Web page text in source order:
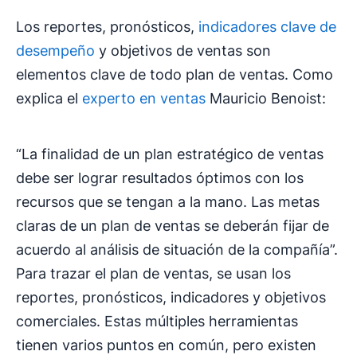
Los reportes, pronósticos, indicadores clave de
desempeño y objetivos de ventas son
elementos clave de todo plan de ventas. Como
explica el experto en ventas Mauricio Benoist:
“La finalidad de un plan estratégico de ventas
debe ser lograr resultados óptimos con los
recursos que se tengan a la mano. Las metas
claras de un plan de ventas se deberán fijar de
acuerdo al análisis de situación de la compañía”.
Para trazar el plan de ventas, se usan los
reportes, pronósticos, indicadores y objetivos
comerciales. Estas múltiples herramientas
tienen varios puntos en común, pero existen